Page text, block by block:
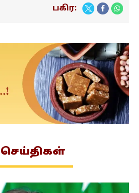
பகிர:
செய்திகள்